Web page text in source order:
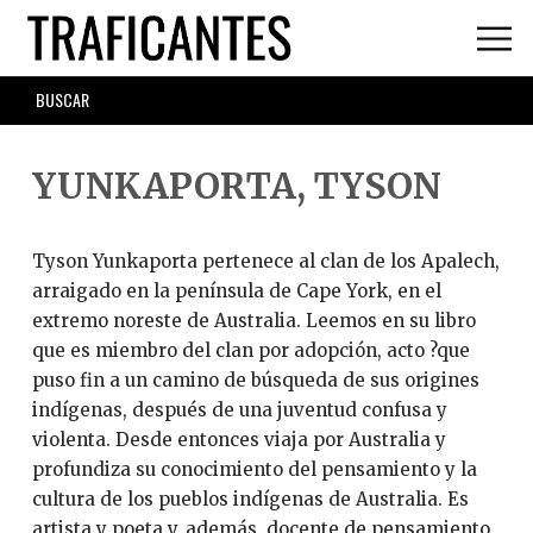
Skip
main
content
SEARCH
FORM
YUNKAPORTA, TYSON
Tyson Yunkaporta pertenece al clan de los Apalech,
arraigado en la península de Cape York, en el
extremo noreste de Australia. Leemos en su libro
que es miembro del clan por adopción, acto ?que
puso fin a un camino de búsqueda de sus origines
indígenas, después de una juventud confusa y
violenta. Desde entonces viaja por Australia y
profundiza su conocimiento del pensamiento y la
cultura de los pueblos indígenas de Australia. Es
artista y poeta y, además, docente de pensamiento